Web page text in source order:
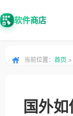
软件商店
当前位置： 首页 >
国外